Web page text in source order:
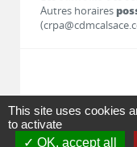
Autres horaires
This site uses cookies
to activate
OK, accept all